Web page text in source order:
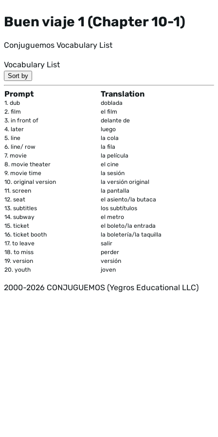
Buen viaje 1 (Chapter 10-1)
Conjuguemos Vocabulary List
Vocabulary List
Sort by
Prompt Translation
1. dub
doblada
2. film
el film
3. in front of
delante de
4. later
luego
5. line
la cola
6. line/ row
la fila
7. movie
la película
8. movie theater
el cine
9. movie time
la sesión
10. original version
la versión original
11. screen
la pantalla
12. seat
el asiento/la butaca
13. subtitles
los subtítulos
14. subway
el metro
15. ticket
el boleto/la entrada
16. ticket booth
la boletería/la taquilla
17. to leave
salir
18. to miss
perder
19. version
versión
20. youth joven
2000-2026 CONJUGUEMOS (Yegros Educational LLC)